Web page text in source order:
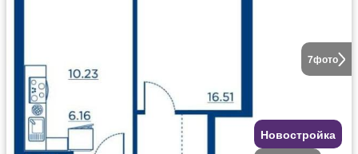
7фото
Новостройка